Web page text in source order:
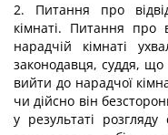
2. Питання про
кімнаті. Питання про
нарадчій кімнаті
законодавця, суддя,
вийти до нарадчої
чи дійсно він
у результаті